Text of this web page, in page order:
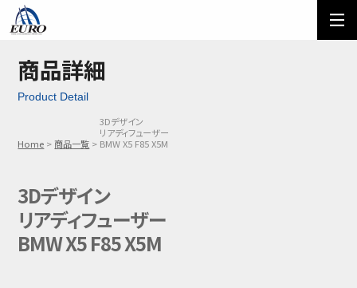
ご利用方法
メール問い合わせ
03-5674-7742
商品詳細
Product Detail
Home 商品一覧
3Dデザイン
リアディフューザー
BMW X5 F85 X5M
3Dデザイン
リアディフューザー
BMW X5 F85 X5M